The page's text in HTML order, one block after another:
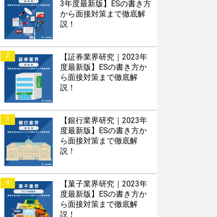
3年度最新版】ESの書き方
から面接対策まで徹底解
説！
2
【証券業界研究｜2023年
度最新版】ESの書き方か
ら面接対策まで徹底解
説！
3
【銀行業界研究｜2023年
度最新版】ESの書き方か
ら面接対策まで徹底解
説！
4
【菓子業界研究｜2023年
度最新版】ESの書き方か
ら面接対策まで徹底解
説！